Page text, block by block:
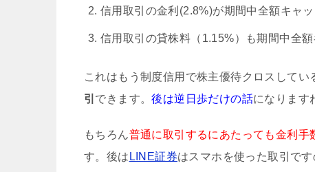
信用取引の金利(2.8%)が期間中全額キャ
信用取引の貸株料（1.15%）も期間中全
これはもう制度信用で株主優待クロスしてい
引 できます。後は逆日歩だけの話になります
もちろん普通に取引するにあたっても金利手
す。後は LINE証券はスマホを使った取引で